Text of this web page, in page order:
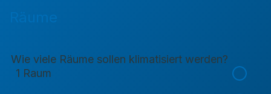
Wie viele Räume sollen klimatisiert werden?
1 Raum